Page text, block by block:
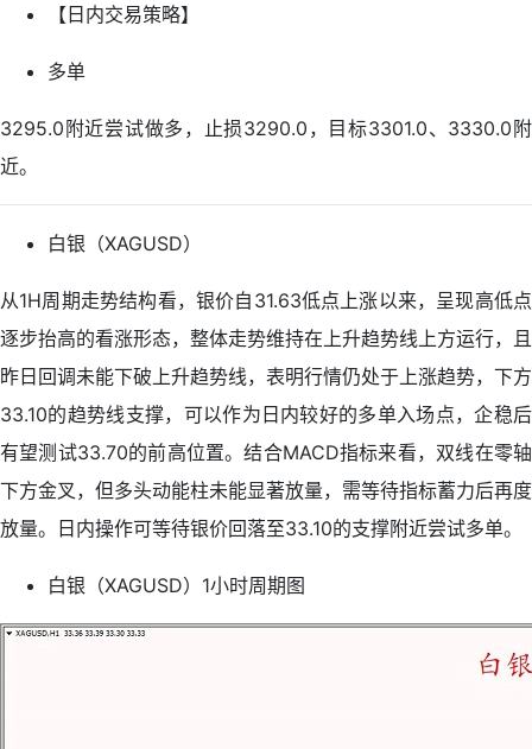
【日内交易策略】
多单
3295.0附近尝试做多，止损3290.0，目标3301.0、3330.0附
近。
白银（XAGUSD）
从1H周期走势结构看，银价自31.63低点上涨以来，呈现高低点
逐步抬高的看涨形态，整体走势维持在上升趋势线上方运行，且
昨日回调未能下破上升趋势线，表明行情仍处于上涨趋势，下方
33.10的趋势线支撑，可以作为日内较好的多单入场点，企稳后
有望测试33.70的前高位置。结合MACD指标来看，双线在零轴
下方金叉，但多头动能柱未能显著放量，需等待指标蓄力后再度
放量。日内操作可等待银价回落至33.10的支撑附近尝试多单。
白银（XAGUSD）1小时周期图